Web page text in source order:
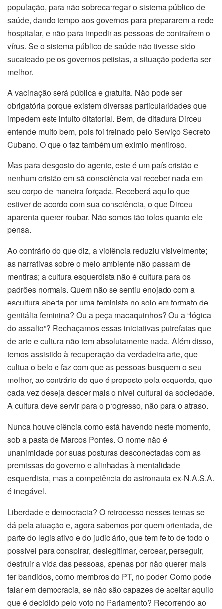
população, para não sobrecarregar o sistema público de
saúde, dando tempo aos governos para prepararem a rede
hospitalar, e não para impedir as pessoas de contraírem o
vírus. Se o sistema público de saúde não tivesse sido
sucateado pelos governos petistas, a situação poderia ser
melhor.
A vacinação será pública e gratuita. Não pode ser
obrigatória porque existem diversas particularidades que
impedem este intuito ditatorial. Bem, de ditadura Dirceu
entende muito bem, pois foi treinado pelo Serviço Secreto
Cubano. O que o faz também um exímio mentiroso.
Mas para desgosto do agente, este é um país cristão e
nenhum cristão em sã consciência vai receber nada em
seu corpo de maneira forçada. Receberá aquilo que
estiver de acordo com sua consciência, o que Dirceu
aparenta querer roubar. Não somos tão tolos quanto ele
pensa.
Ao contrário do que diz, a violência reduziu visivelmente;
as narrativas sobre o meio ambiente não passam de
mentiras; a cultura esquerdista não é cultura para os
padrões normais. Quem não se sentiu enojado com a
escultura aberta por uma feminista no solo em formato de
genitália feminina? Ou a peça macaquinhos? Ou a “lógica
do assalto”? Rechaçamos essas iniciativas putrefatas que
de arte e cultura não tem absolutamente nada. Além disso,
temos assistido à recuperação da verdadeira arte, que
cultua o belo e faz com que as pessoas busquem o seu
melhor, ao contrário do que é proposto pela esquerda, que
cada vez deseja descer mais o nível cultural da sociedade.
A cultura deve servir para o progresso, não para o atraso.
Nunca houve ciência como está havendo neste momento,
sob a pasta de Marcos Pontes. O nome não é
unanimidade por suas posturas desconectadas com as
premissas do governo e alinhadas à mentalidade
esquerdista, mas a competência do astronauta ex-N.A.S.A.
é inegável.
Liberdade e democracia? O retrocesso nesses temas se
dá pela atuação e, agora sabemos por quem orientada, de
parte do legislativo e do judiciário, que tem feito de todo o
possível para conspirar, deslegitimar, cercear, perseguir,
destruir a vida das pessoas, apenas por não querer mais
ter bandidos, como membros do PT, no poder. Como pode
falar em democracia, se não são capazes de aceitar aquilo
que é decidido pelo voto no Parlamento? Recorrendo ao